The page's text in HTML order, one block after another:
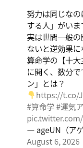
す。努力は同じな
する人」がいま
実は世間一般
ないと逆効果
算命学の【十
に開く、数分
ン」とは？
https://t.co/
#算命学#運気
— ageUN（ア
August 6, 2026